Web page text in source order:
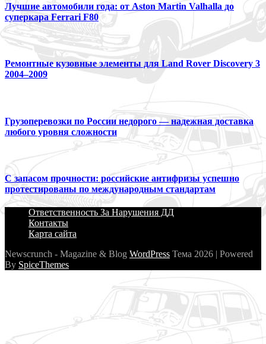
Лучшие автомобили года: от Aston Martin Valhalla до
суперкара Ferrari F80
Ремонтные кузовные элементы для Land Rover Discovery 3
2004–2009
Грузоперевозки по России недорого — надежная доставка
любого уровня сложности
С запасом прочности: российские антифризы успешно
протестированы по международным стандартам
Ответственность За Нарушения ДД
Контакты
Карта сайта
Newscrunch - Magazine & Blog WordPress Тема 2026 | Powered
By SpiceThemes